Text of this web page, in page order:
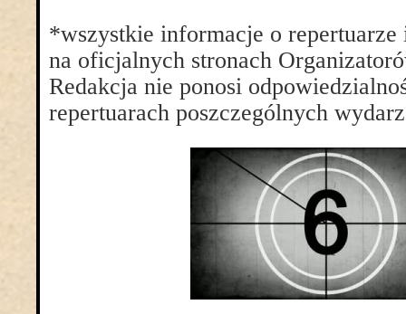
*wszystkie informacje o repertuarze
na oficjalnych stronach
Redakcja nie ponosi
repertuarach poszczególnych